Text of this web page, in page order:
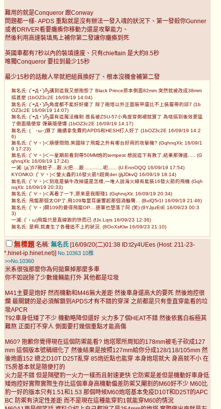
難用的就是Conqueror 跟Conway
問題都一樣- APDS 重點就是沒有辦法一發入魂的狀況下、第一發殺你Gunner
或者DRIVER看要癱瘓你移動力還是攻擊能力、
然後利用高速裝填馬上補你第二發讓你癱瘓到死
英國車都有7秒以內的裝填速度、只有chieftain 是大約8.5秒
唯獨Conqueror 要拉到最少15秒
最少15秒的話敵人早就把組員換好了、根本沒機會補第二發
無名氏: (´◓Д◔`)Ԡ講到這我又想抱怨了 Black Prince原本側面82mm 突然就被改成38mm
搞甚麼 (1bOZ3c2E 16/09/19 14:04)
無名氏: (´◓Д◔`)Ԡ角度都不能好好擺了 除了砲塔以外正面裝甲還比不上裝履帶的邱7 (1b
OZ3c2E 16/09/19 14:07)
無名氏: (´◓Д◔`)Ԡ還有這魔法機制 酋長被ZSU-57小角度穿側裙就算了 為啥搞到後效更猛
了側面隨便穿 彈藥隨便爆 (1bOZ3c2E 16/09/19 14:17)
無名氏: (｀･ω･)算了 繼續拿免費的APDS和HESH打人好了 (1bOZ3c2E 16/09/19 14:2
6)
無名氏: (ﾟ∀。)＜順便問問,英國除了飛龍之外有哪台好用的攻擊機? (GqhnqXlc 16/09/1
9 17:23)
無名氏: (ﾟ∀。)＜一星期前看到帶50MM炮的tempest 想說這下有救了,結果那彈道..... (G
qhnqXlc 16/09/19 17:24)
一滅: |д`)57砲蚊子...跟.火把....跟.............呃...... (U.EnnOQQ 16/09/19 17:54)
KYONKO: (ﾟ∀。)＜螢火蟲的16發火箭!!超爽der (jljJDkvQ 16/09/19 18:14)
無名氏: (ﾟ∀。)＜到底是蝸牛改掉還是怎樣,一堆人說海火線有能裝16發火箭的飛機 (Gqh
nqXlc 16/09/19 20:33)
無名氏: (ﾟ∀。)＜再看了一下,原來是我眼殘1 (GqhnqXlc 16/09/19 20:34)
無名氏: 飛龍那個太OP了,飛109每當耳邊響起那個渦輪聲... (BulQ5r1I 16/09/19 21:46)
無名氏: (ﾟ∀。)開109的覺得飛龍OP....德軍也墮落了阿 (笑) (9YJpzEtE 16/09/23 00:3
3)
一滅: (´・ω)飛龍只是直線跑的快而已 (fJx.Lqrs 16/09/23 12:36)
無名氏: 是啊,就產生了各種追不上的狀況. (8OoXsKlw 16/09/23 21:10)
無標題 名稱: 無名氏 [16/09/20(二)01:38 ID:t2y4UEes (Host: 211-23-
*.hinet-ip.hinet.net)] No.10363 10推
>>No.10360
米系很強那麼你為何拋棄掉那麼多車
你不如說除了少數幾輛能打外 其他都是垃圾
M41主要是炮好 然而機動和M46無大差距 然後車身還高大的要死 然後炮控很
爛 最關鍵的是必須解鎖到APDS才有不錯的穿深 之前都是只有垂直穿能看的垃
圾APCR
T92車身低矮了不少 機動略降但還好 火力多了個HEAT不錯 然後依舊白板極其
難熬 正面打不穿人 側面要打幾個重點才能高傷
M60? 抱歉你覺得現在這個防禦能看? 炮塔眾所周知的178mm被毛子砍成127
mm 這個版本號稱細化了 然後結果是按照127mm給你分成128/118/105mm 然
後炮盾152 總之D10T D25T亂穿 85炮近點也能穿 本身炮塔就大 身高就不小 在
T5房基本就是隨便打的
火力是不錯 但是隔壁豹一火力一樣而且射速更快 它防禦是差但是機動好車身低
矮炮控好實際實際生存比這個車身高機動偏差防禦又閹割的M60好不少 M60比
豹一好的版本只有1.51和1.53 那個時候M60炮塔基本免疫D10T和D25T的APC
BC 防禦有決定性差距 而不是現在這種能穿豹1就能穿M60的情況